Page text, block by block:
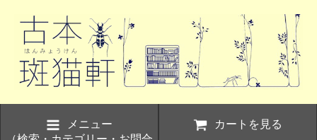
メニュー
カートを見る